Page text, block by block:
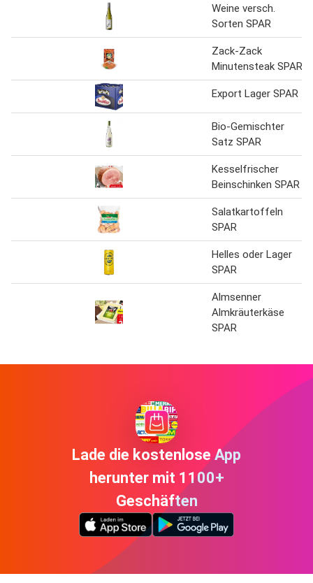
Weine versch.
Sorten SPAR
Zack-Zack
Minutensteak SPAR
Export Lager SPAR
Bio-Gemischter
Satz SPAR
Kesselfrischer
Beinschinken SPAR
Salatkartoffeln
SPAR
Helles oder Lager
SPAR
Almsenner
Almkräuterkäse
SPAR
Lade die kostenlose App
herunter mit 1100+
Geschäften